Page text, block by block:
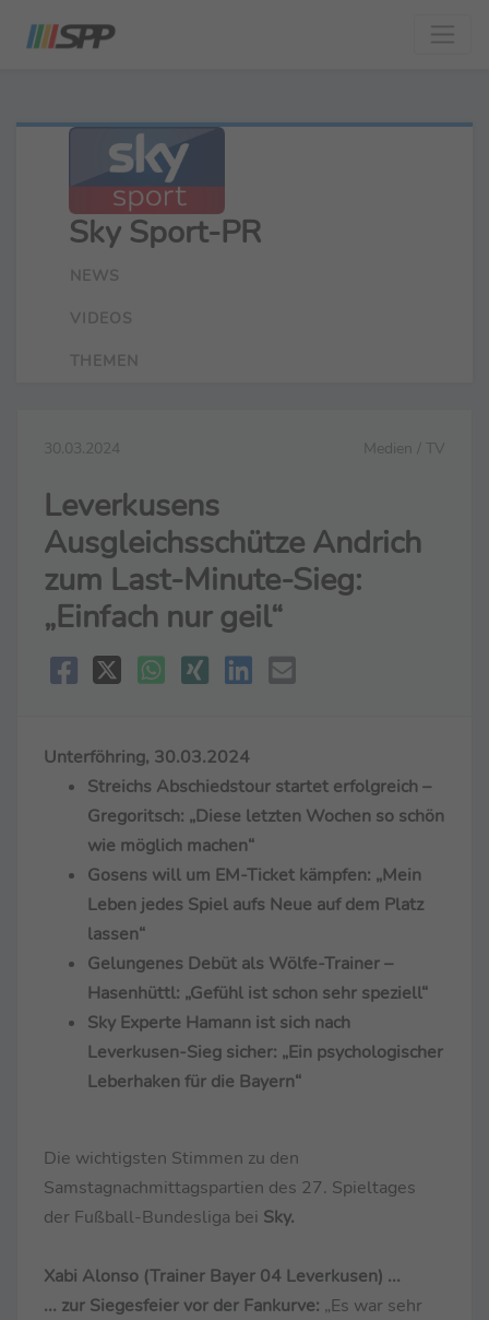
Sky Sport-PR
NEWS
VIDEOS
THEMEN
30.03.2024 Medien / TV
Leverkusens
Ausgleichsschütze Andrich
zum Last-Minute-Sieg:
„Einfach nur geil“
Unterföhring, 30.03.2024
Streichs Abschiedstour startet erfolgreich –
Gregoritsch: „Diese letzten Wochen so schön
wie möglich machen“
Gosens will um EM-Ticket kämpfen: „Mein
Leben jedes Spiel aufs Neue auf dem Platz
lassen“
Gelungenes Debüt als Wölfe-Trainer –
Hasenhüttl: „Gefühl ist schon sehr speziell“
Sky Experte Hamann ist sich nach
Leverkusen-Sieg sicher: „Ein psychologischer
Leberhaken für die Bayern“
Die wichtigsten Stimmen zu den
Samstagnachmittagspartien des 27. Spieltages
der Fußball-Bundesliga bei Sky.
Xabi Alonso (Trainer Bayer 04 Leverkusen) ...
... zur Siegesfeier vor der Fankurve: „Es war sehr